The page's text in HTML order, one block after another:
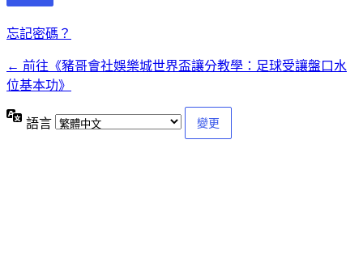
忘記密碼？
← 前往《豬哥會社娛樂城世界盃讓分教學：足球受讓盤口水
位基本功》
語言